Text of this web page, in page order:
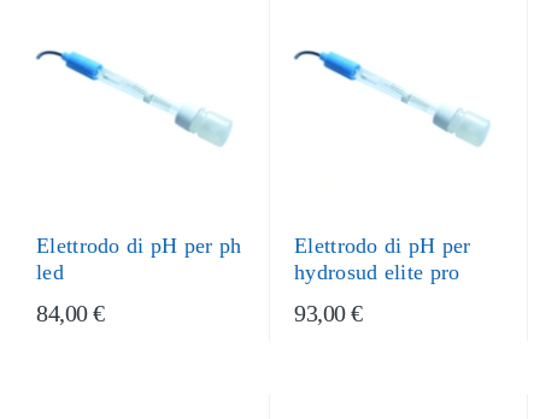
Elettrodo di pH per ph
led
84,00 €
Elettrodo di pH per
hydrosud elite pro
93,00 €